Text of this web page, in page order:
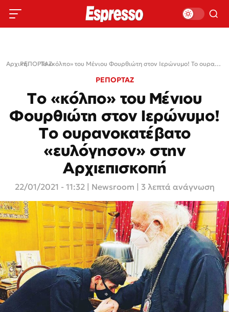
Αρχική›
ΡΕΠΟΡΤΑΖ› Το «κόλπο» του Μένιου Φουρθιώτη στον Ιερώνυμο! Το ουρανοκατέβατο «ευλόγησον» στην Αρχιεπισκοπή
ΡΕΠΟΡΤΑΖ
Το «κόλπο» του Μένιου
Φουρθιώτη στον Ιερώνυμο!
Το ουρανοκατέβατο
«ευλόγησον» στην
Αρχιεπισκοπή
22/01/2021 - 11:32 Newsroom | 3 λεπτά ανάγνωση